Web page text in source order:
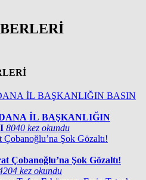
İL BAŞKANLIĞIN
8040 kez okundu
Çobanoğlu’na Şok Gözaltı!
kez okundu